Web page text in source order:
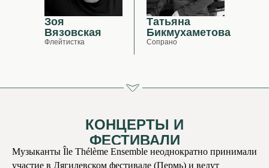
Зоя
Вязовская
Флейтистка
Татьяна
Бикмухаметова
Сопрано
КОНЦЕРТЫ И
ФЕСТИВАЛИ
Музыканты Île Thélème Ensemble неоднократно принимали
участие в Дягилевском фестивале (Пермь) и ведут